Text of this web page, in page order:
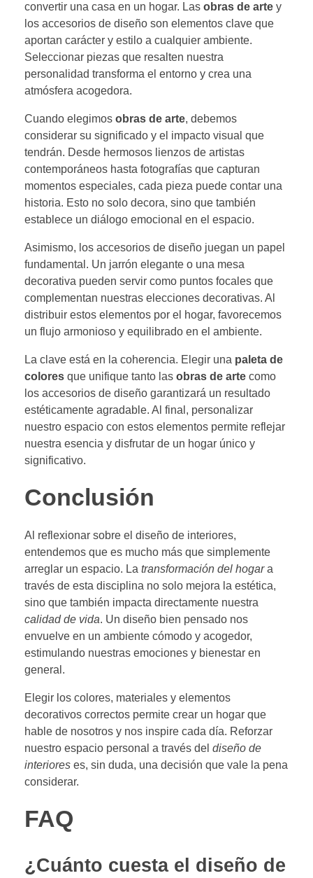
convertir una casa en un hogar. Las obras de arte y
los accesorios de diseño son elementos clave que
aportan carácter y estilo a cualquier ambiente.
Seleccionar piezas que resalten nuestra
personalidad transforma el entorno y crea una
atmósfera acogedora.
Cuando elegimos obras de arte, debemos
considerar su significado y el impacto visual que
tendrán. Desde hermosos lienzos de artistas
contemporáneos hasta fotografías que capturan
momentos especiales, cada pieza puede contar una
historia. Esto no solo decora, sino que también
establece un diálogo emocional en el espacio.
Asimismo, los accesorios de diseño juegan un papel
fundamental. Un jarrón elegante o una mesa
decorativa pueden servir como puntos focales que
complementan nuestras elecciones decorativas. Al
distribuir estos elementos por el hogar, favorecemos
un flujo armonioso y equilibrado en el ambiente.
La clave está en la coherencia. Elegir una paleta de
colores que unifique tanto las obras de arte como
los accesorios de diseño garantizará un resultado
estéticamente agradable. Al final, personalizar
nuestro espacio con estos elementos permite reflejar
nuestra esencia y disfrutar de un hogar único y
significativo.
Conclusión
Al reflexionar sobre el diseño de interiores,
entendemos que es mucho más que simplemente
arreglar un espacio. La transformación del hogara
través de esta disciplina no solo mejora la estética,
sino que también impacta directamente nuestra
calidad de vida. Un diseño bien pensado nos
envuelve en un ambiente cómodo y acogedor,
estimulando nuestras emociones y bienestar en
general.
Elegir los colores, materiales y elementos
decorativos correctos permite crear un hogar que
hable de nosotros y nos inspire cada día. Reforzar
nuestro espacio personal a través del diseño de
interiores es, sin duda, una decisión que vale la pena
considerar.
FAQ
¿Cuánto cuesta el diseño de